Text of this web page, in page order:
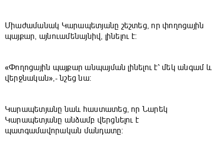
Միաժամանակ Կարապետյանը շեշտեց, որ փողոցային
պայքար, այնուամենայնիվ, լինելու է։
«Փողոցային պայքար անպայման լինելու է՝ մեկ անգամ և
վերջնական»,- նշեց նա։
Կարապետյանը նաև հաստատեց, որ Նարեկ
Կարապետյանը անձամբ վերցնելու է
պատգամավորական մանդատը։